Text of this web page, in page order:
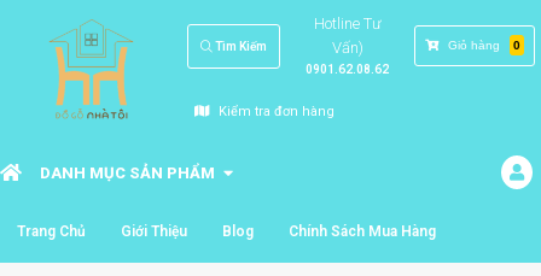
Tìm Kiếm
Hotline Tư
Vấn)
0901.62.08.62
Giỏ hàng 0
Kiểm tra đơn hàng
DANH MỤC SẢN PHẨM
Trang Chủ Giới Thiệu Blog Chính Sách Mua Hàng